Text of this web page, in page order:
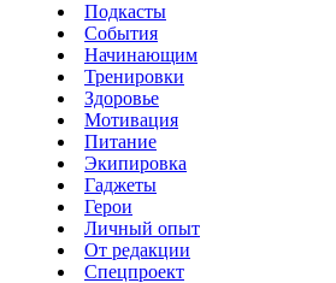
Подкасты
События
Начинающим
Тренировки
Здоровье
Мотивация
Питание
Экипировка
Гаджеты
Герои
Личный опыт
От редакции
Спецпроект